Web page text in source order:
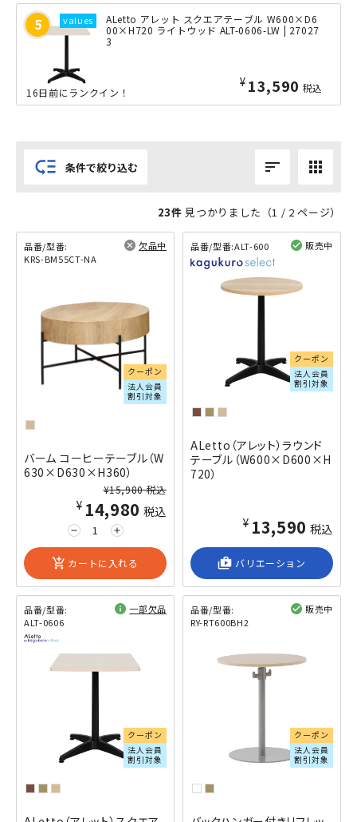
ALetto アレット スクエアテーブル W600×D6
00×H720 ライトウッド ALT-0606-LW | 27027
3
¥ 13,590 税込
16日前にランクイン！
low_priority 条件で絞り込む sort apps
23件 見つかりました（1 / 2 ページ）
品番/型番:
KRS-BM55CT-NA
欠品中
クーポン
法人会員
割引対象
バーム コーヒーテーブル（W
630×D630×H360）
remove add
¥15,980 税込
¥14,980 税込
add_shopping_cart カートに入れる
品番/型番:ALT-600 販売中
クーポン
法人会員
割引対象
ALetto（アレット）ラウンド
テーブル（W600×D600×H
720）
¥13,590 税込
shop_2 バリエーション
品番/型番:
ALT-0606
一部欠品
クーポン
法人会員
割引対象
品番/型番:
RY-RT600BH2
販売中
クーポン
法人会員
割引対象